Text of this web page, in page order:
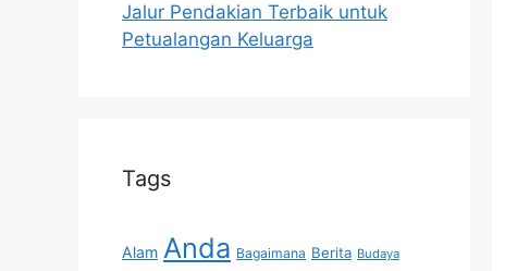
Jalur Pendakian Terbaik untuk
Petualangan Keluarga
Tags
Alam Anda Bagaimana Berita Budaya